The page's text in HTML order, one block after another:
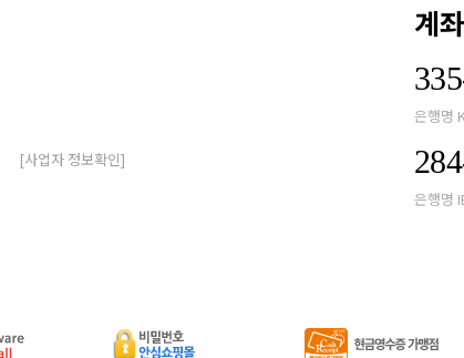
[사업자 정보확인]
계
은행명
은행명